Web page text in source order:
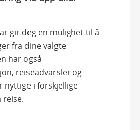
gir deg en mulighet til å
fra dine valgte
har også
reiseadvarsler og
nyttige i forskjellige
reise.